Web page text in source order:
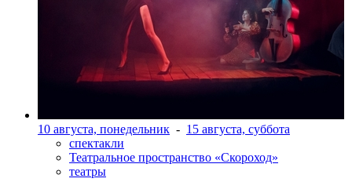
10 августа, понедельник - 15 августа, суббота
спектакли
Театральное пространство «Скороход»
театры